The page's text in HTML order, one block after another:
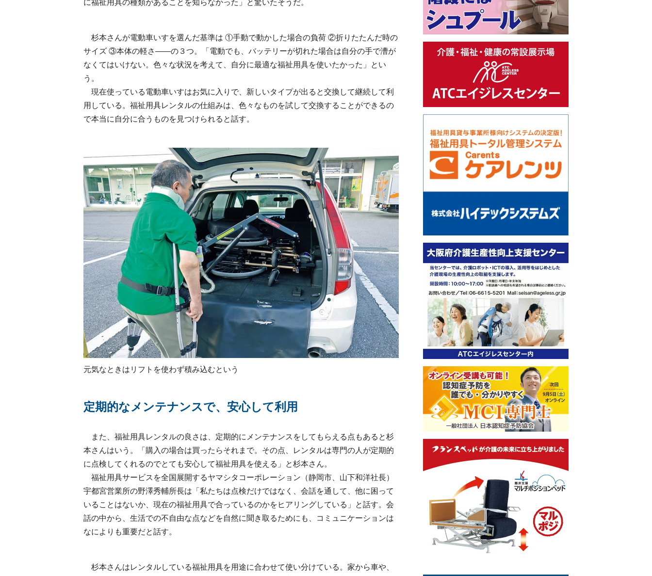
に福祉用具の種類があることを知らなかった」と驚いたそうだ。
杉本さんが電動車いすを選んだ基準は ①手動で動かした場合の負荷 ②折りたたんだ時の
サイズ ③本体の軽さ――の３つ。「電動でも、バッテリーが切れた場合は自分の手で漕が
なくてはいけない。色々な状況を考えて、自分に最適な福祉用具を使いたかった」とい
う。
現在使っている電動車いすはお気に入りで、新しいタイプが出ると交換して継続して利
用している。福祉用具レンタルの仕組みは、色々なものを試して交換することができるの
で本当に自分に合うものを見つけられると話す。
元気なときはリフトを使わず積み込むという
定期的なメンテナンスで、安心して利用
また、福祉用具レンタルの良さは、定期的にメンテナンスをしてもらえる点もあると杉
本さんはいう。「購入の場合は買ったらそれまで。その点、レンタルは専門の人が定期的
に点検してくれるのでとても安心して福祉用具を使える」と杉本さん。
福祉用具サービスを全国展開するヤマシタコーポレーション（静岡市、山下和洋社長）
宇都宮営業所の野澤秀輔所長は「私たちは点検だけではなく、会話を通して、他に困って
いることはないか、現在の福祉用具で合っているのかをヒアリングしている」と話す。会
話の中から、生活での不自由な点などを自然に聞き取るためにも、コミュニケーションは
なによりも重要だと話す。
杉本さんはレンタルしている福祉用具を用途に合わせて使い分けている。家から車や、